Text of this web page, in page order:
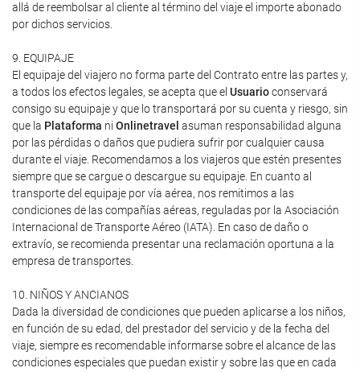
allá de reembolsar al cliente al término del viaje el importe abonado
por dichos servicios.
9. EQUIPAJE
El equipaje del viajero no forma parte del Contrato entre las partes y,
a todos los efectos legales, se acepta que el Usuarioconservará
consigo su equipaje y que lo transportará por su cuenta y riesgo, sin
que la Plataforma ni Onlinetravel asuman responsabilidad alguna
por las pérdidas o daños que pudiera sufrir por cualquier causa
durante el viaje. Recomendamos a los viajeros que estén presentes
siempre que se cargue o descargue su equipaje. En cuanto al
transporte del equipaje por vía aérea, nos remitimos a las
condiciones de las compañías aéreas, reguladas por la Asociación
Internacional de Transporte Aéreo (IATA). En caso de daño o
extravío, se recomienda presentar una reclamación oportuna a la
empresa de transportes.
10. NIÑOS Y ANCIANOS
Dada la diversidad de condiciones que pueden aplicarse a los niños,
en función de su edad, del prestador del servicio y de la fecha del
viaje, siempre es recomendable informarse sobre el alcance de las
condiciones especiales que puedan existir y sobre las que en cada